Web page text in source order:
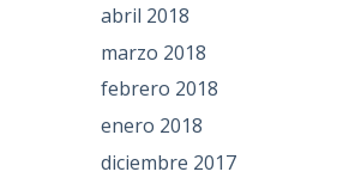
abril 2018
marzo 2018
febrero 2018
enero 2018
diciembre 2017